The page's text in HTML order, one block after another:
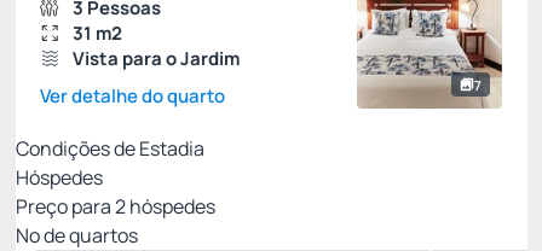
7
3 Pessoas
31 m2
Vista para o Jardim
Ver detalhe do quarto
Condições de Estadia
Hóspedes
Preço para2hóspedes
Nº de quartos